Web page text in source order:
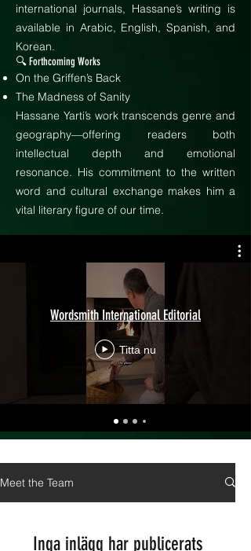
international journals, Hassane’s writing is
available in Arabic, English, Spanish, and
Korean.
🔍 Forthcoming Works
On the Griffen’s Back
The Madness of Sanity
Hassane Yarti’s work transcends genre and
geography—offering readers both
intellectual depth and emotional
resonance. His commitment to the written
word and cultural exchange makes him a
vital literary figure of our time.
Wordsmith International Editorial
Titta nu
Meet the Team
Inga inlägg har publicerats